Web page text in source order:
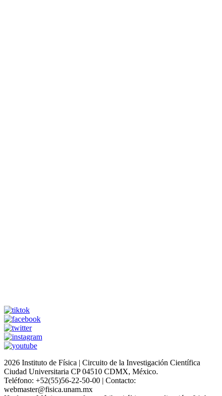
2026 Instituto de Física | Circuito de la Investigación Científica
Ciudad Universitaria CP 04510 CDMX, México.
Teléfono: +52(55)56-22-50-00 | Contacto:
webmaster@fisica.unam.mx